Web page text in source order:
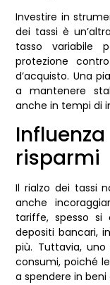
Investire in
dei tassi è
tasso variabile
protezione
d’acquisto. Una
a mantenere
anche in tempi di
risparmi
Il rialzo dei tassi
anche
tariffe, spesso si
depositi bancari,
più. Tuttavia,
consumi, poiché
a spendere in beni